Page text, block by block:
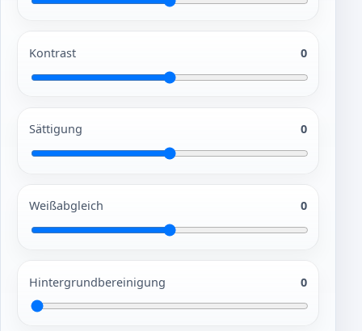
Kontrast 0
Sättigung 0
Weißabgleich 0
Hintergrundbereinigung 0